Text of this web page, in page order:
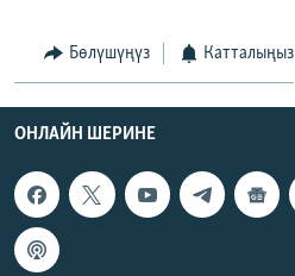
Бөлүшүңүз Катталыңыз
ОНЛАЙН ШЕРИНЕ